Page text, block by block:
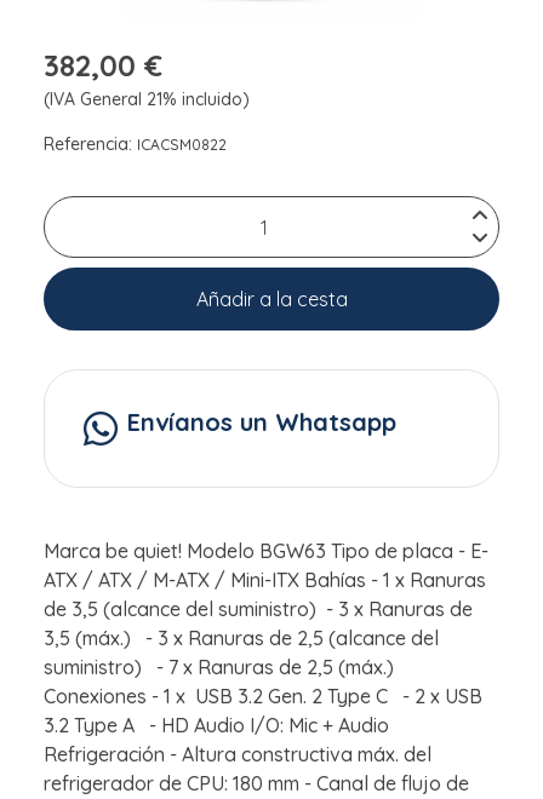
382,00 €
(IVA General 21% incluido)
Referencia: ICACSM0822
Añadir a la cesta
Envíanos un Whatsapp
Marca be quiet! Modelo BGW63 Tipo de placa - E-
ATX / ATX / M-ATX / Mini-ITX Bahías - 1 x Ranuras
de 3,5 (alcance del suministro) - 3 x Ranuras de
3,5 (máx.) - 3 x Ranuras de 2,5 (alcance del
suministro) - 7 x Ranuras de 2,5 (máx.)
Conexiones - 1 x USB 3.2 Gen. 2 Type C - 2 x USB
3.2 Type A - HD Audio I/O: Mic + Audio
Refrigeración - Altura constructiva máx. del
refrigerador de CPU: 180 mm - Canal de flujo de